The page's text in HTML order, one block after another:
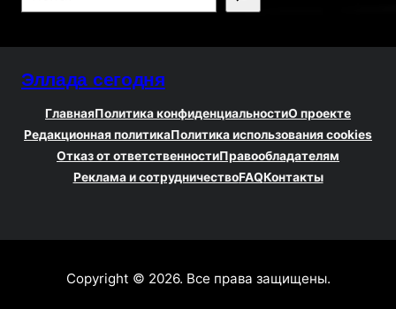
e
c
Эллада сегодня
ГлавнаяПолитика конфиденциальностиО проекте
Редакционная политикаПолитика использования cookies
Отказ от ответственностиПравообладателям
Реклама и сотрудничествоFAQКонтакты
Copyright © 2026. Все права защищены.